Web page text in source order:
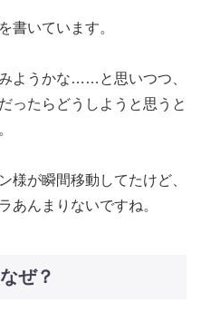
書いています。
ようかな……と思いつつ、
ったらどうしようと思うと
様が瞬間移動してたけど、
あんまりないですね。
ぜ？